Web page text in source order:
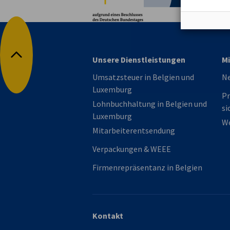
Nach oben
Unsere Dienstleistungen
Umsatzsteuer in Belgien und
Luxemburg
Lohnbuchhaltung in Belgien und
Luxemburg
Mitarbeiterentsendung
Verpackungen & WEEE
Firmenrepräsentanz in Belgien
Kontakt